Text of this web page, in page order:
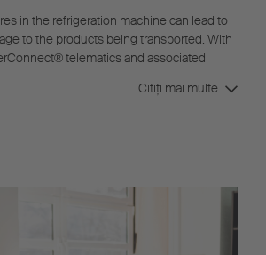
in the refrigeration machine can lead to
to the products being transported. With
telematics and associated
maintenance is planned and carried out with
Citiţi mai multe